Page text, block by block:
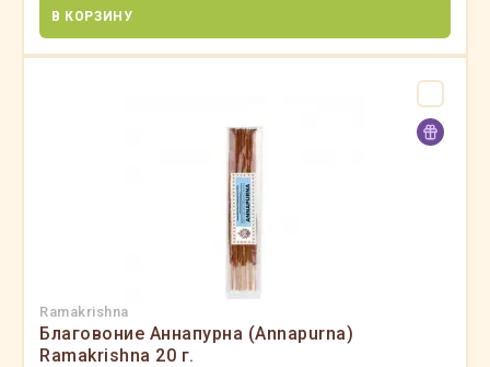
В КОРЗИНУ
Ramakrishna
Благовоние Аннапурна (Annapurna)
Ramakrishna 20 г.